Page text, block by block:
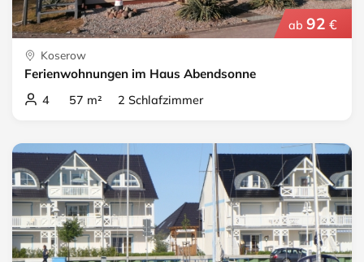
ab 92 €
Koserow
Ferienwohnungen im Haus Abendsonne
4 57 m² 2 Schlafzimmer